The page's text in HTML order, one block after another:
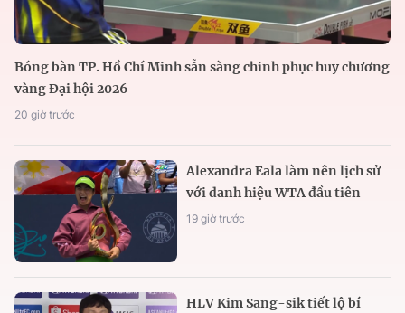
Bóng bàn TP. Hồ Chí Minh sẵn sàng chinh phục huy chương
vàng Đại hội 2026
20 giờ trước
Alexandra Eala làm nên lịch sử
với danh hiệu WTA đầu tiên
19 giờ trước
HLV Kim Sang-sik tiết lộ bí